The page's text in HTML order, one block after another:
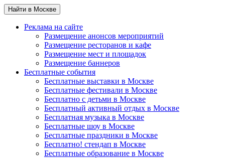
Найти в Москве
Реклама на сайте
Размещение анонсов мероприятий
Размещение ресторанов и кафе
Размещение мест и площадок
Размещение баннеров
Бесплатные события
Бесплатные выставки в Москве
Бесплатные фестивали в Москве
Бесплатно с детьми в Москве
Бесплатный активный отдых в Москве
Бесплатная музыка в Москве
Бесплатные шоу в Москве
Бесплатные праздники в Москве
Бесплатно! стендап в Москве
Бесплатные образование в Москве